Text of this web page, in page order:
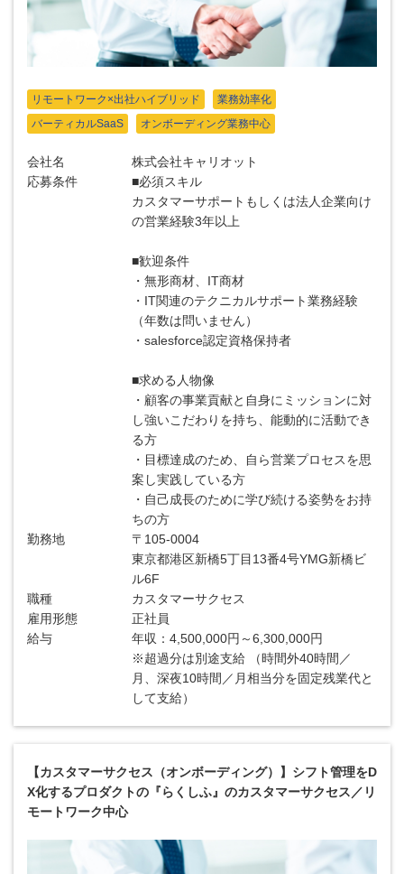
リモートワーク×出社ハイブリッド
業務効率化
バーティカルSaaS
オンボーディング業務中心
会社名
株式会社キャリオット
応募条件
■必須スキル
カスタマーサポートもしくは法人企業向け
の営業経験3年以上
■歓迎条件
・無形商材、IT商材
・IT関連のテクニカルサポート業務経験
（年数は問いません）
・salesforce認定資格保持者
■求める人物像
・顧客の事業貢献と自身にミッションに対
し強いこだわりを持ち、能動的に活動でき
る方
・目標達成のため、自ら営業プロセスを思
案し実践している方
・自己成長のために学び続ける姿勢をお持
ちの方
勤務地
〒105-0004
東京都港区新橋5丁目13番4号YMG新橋ビ
ル6F​
職種
カスタマーサクセス
雇用形態
正社員
給与
年収：4,500,000円～6,300,000円
※超過分は別途支給 （時間外40時間／
月、深夜10時間／月相当分を固定残業代と
して支給）
【カスタマーサクセス（オンボーディング）】シフト管理をD
X化するプロダクトの『らくしふ』のカスタマーサクセス／リ
モートワーク中心